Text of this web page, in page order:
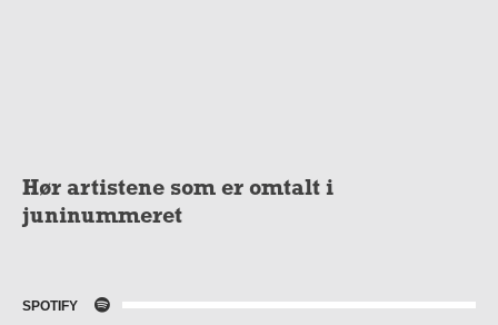
Hør artistene som er omtalt i
juninummeret
SPOTIFY